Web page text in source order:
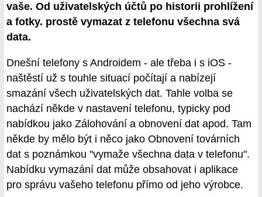
vaše. Od uživatelských účtů po historii prohlížení
a fotky. prostě vymazat z telefonu všechna svá
data.
Dnešní telefony s Androidem - ale třeba i s iOS -
naštěstí už s touhle situací počítají a nabízejí
smazání všech uživatelských dat. Tahle volba se
nachází někde v nastavení telefonu, typicky pod
nabídkou jako Zálohování a obnovení dat apod. Tam
někde by mělo být i něco jako Obnovení továrních
dat s poznámkou "vymaže všechna data v telefonu".
Nabídku vymazání dat může obsahovat i aplikace
pro správu vašeho telefonu přímo od jeho výrobce.